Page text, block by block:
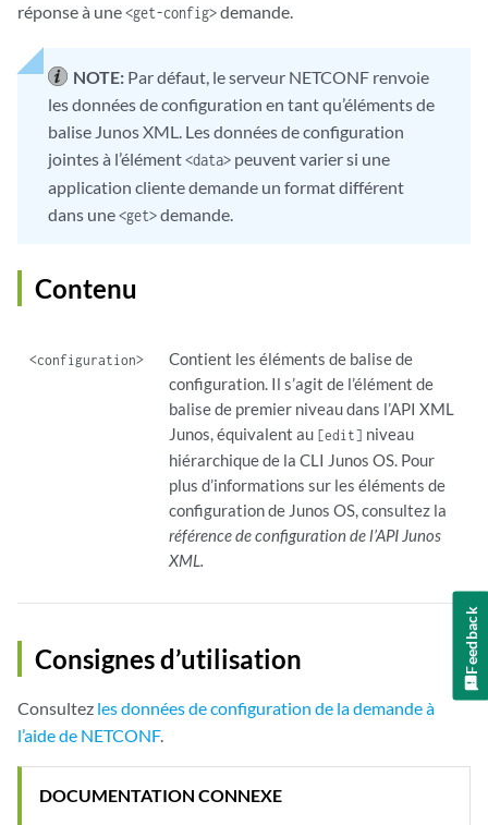
réponse à une<get-config>demande.
NOTE: Par défaut, le serveur NETCONF renvoie
les données de configuration en tant qu’éléments de
balise Junos XML. Les données de configuration
jointes à l’élément<data> peuvent varier si une
application cliente demande un format différent
dans une<get>demande.
Contenu
<configuration>
Contient les éléments de balise de
configuration. Il s’agit de l’élément de
balise de premier niveau dans l’API XML
Junos, équivalent au [edit] niveau
hiérarchique de la CLI Junos OS. Pour
plus d’informations sur les éléments de
configuration de Junos OS, consultez la
référence de configuration de l’API Junos
XML.
Consignes d’utilisation
Consultez les données de configuration de la demande à
l’aide de NETCONF.
DOCUMENTATION CONNEXE
Feedback